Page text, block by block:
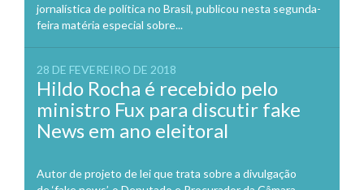
jornalística de política no Brasil, publicou nesta segunda-
feira matéria especial sobre...
28 DE FEVEREIRO DE 2018
Hildo Rocha é recebido pelo
ministro Fux para discutir fake
News em ano eleitoral
Autor de projeto de lei que trata sobre a divulgação